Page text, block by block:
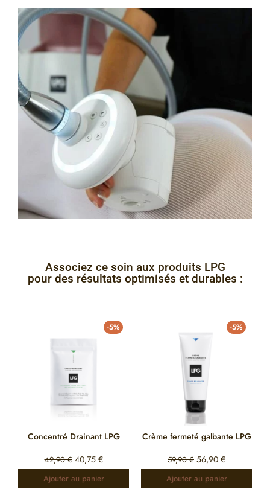
Associez ce soin aux produits LPG
pour des résultats optimisés et durables :
-5%
Concentré Drainant LPG
42,90€ 40,75 €
Ajouter au panier
-5%
Crème fermeté galbante LPG
59,90€ 56,90 €
Ajouter au panier